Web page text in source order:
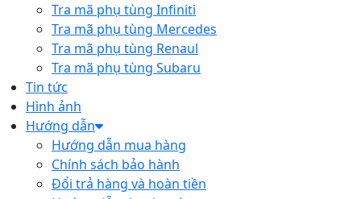
Tra mã phụ tùng Infiniti
Tra mã phụ tùng Mercedes
Tra mã phụ tùng Renaul
Tra mã phụ tùng Subaru
Tin tức
Hình ảnh
Hướng dẫn
Hướng dẫn mua hàng
Chính sách bảo hành
Đổi trả hàng và hoàn tiền